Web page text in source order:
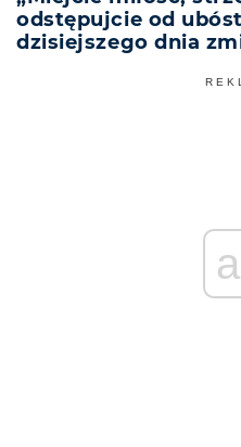
odstępujcie od
dzisiejszego dnia